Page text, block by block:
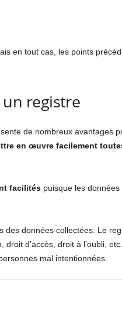
en tout cas, les points
registre
de nombreux avantages
en œuvre facilement
facilitéspuisque les données
des données collectées. Le
droit d’accès, droit à l’oubli,
mal intentionnées.